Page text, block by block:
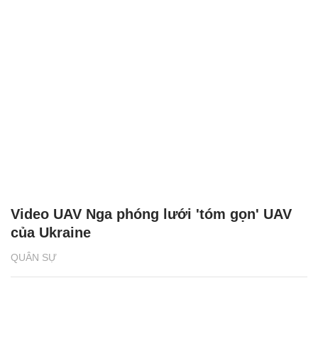
QUÂN SỰ
Video UAV Nga phóng lưới 'tóm gọn' UAV
của Ukraine